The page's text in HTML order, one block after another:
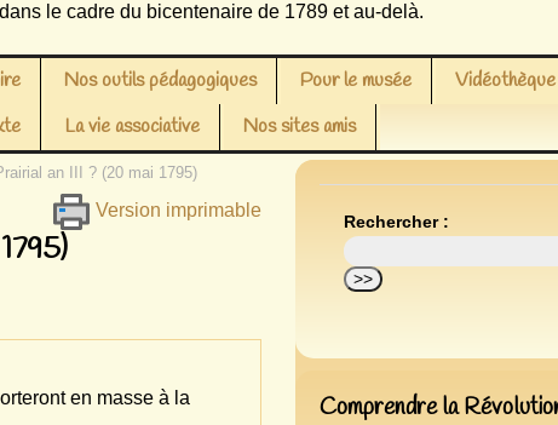
le cadre du bicentenaire de 1789 et au-delà.
Nos outils pédagogiques Pour le musée
Vidéothèque
La vie associative Nos sites amis
an III ? (20 mai 1795)
Version imprimable
en masse à la
Rechercher :
Comprendre la